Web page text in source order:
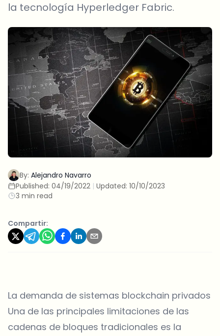
la tecnología Hyperledger Fabric.
By: Alejandro Navarro
Published: 04/19/2022 | Updated: 10/10/2023
3 min read
Compartir:
La demanda de sistemas blockchain privados
Una de las principales limitaciones de las
cadenas de bloques tradicionales es la